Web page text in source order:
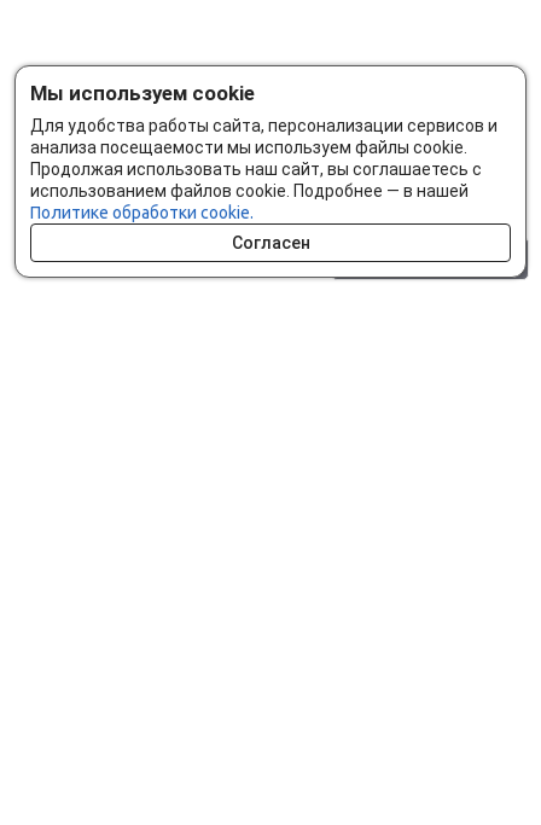
Мы используем cookie
Для удобства работы сайта, персонализации сервисов и
анализа посещаемости мы используем файлы cookie.
Продолжая использовать наш сайт, вы соглашаетесь с
использованием файлов cookie. Подробнее — в нашей
Политике обработки cookie.
Согласен